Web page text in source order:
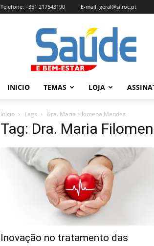
Telefone: +351 217543190 E-mail: geral@silroc.pt
Revista
Saúde
e
Bem
Estar
Edição
INICIO TEMAS LOJA
Início Tags Dra. Maria Filomena Mendes
Tag: Dra. Maria
Inovação no tratamento das